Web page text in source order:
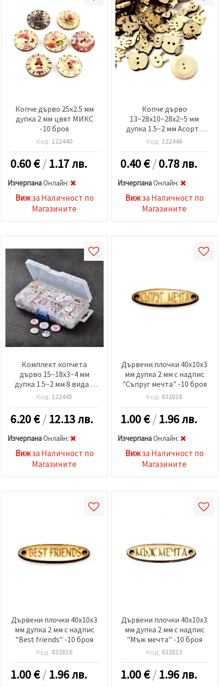
Копче дърво 25x2.5 мм
дупка 2 мм цвят МИКС
-10 броя
Код: 122440
0.60€/1.17 лв.
ИзчерпанаOнлайн:
Вижза Наличност по
Магазините
Копче дърво
13~28x10~28x2~5 мм
дупка 1.5~2 мм Асорте
форми -10 броя
Код: 122446
0.40€/0.78 лв.
ИзчерпанаOнлайн:
Вижза Наличност по
Магазините
Комплект копчета
дърво 15~18x3~4 мм
дупка 1.5~2 мм 8 вида x
20 броя в кутия
Код: 122445
6.20€/12.13 лв.
ИзчерпанаOнлайн:
Вижза Наличност по
Магазините
Дървени плочки 40x10x3
мм дупка 2 мм с надпис
"Съпруг мечта" -10 броя
Код: 832818
1.00€/1.96 лв.
ИзчерпанаOнлайн:
Вижза Наличност по
Магазините
Дървени плочки 40x10x3
мм дупка 2 мм с надпис
"Best friends" -10 броя
Код: 832816
1.00€/1.96 лв.
Дървени плочки 40x10x3
мм дупка 2 мм с надпис
"Мъж мечта" -10 броя
Код: 832813
1.00€/1.96 лв.